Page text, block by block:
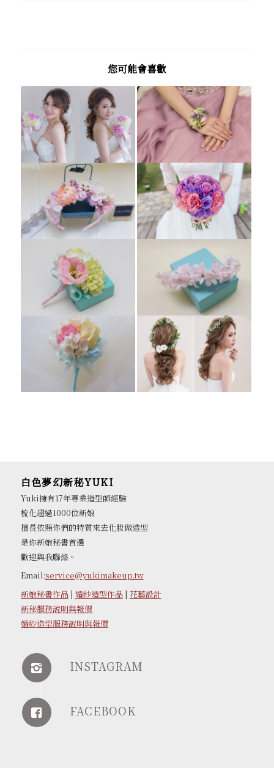
您可能會喜歡
白色夢幻新秘YUKI
Yuki擁有17年專業造型師經驗
梳化超過1000位新娘
擅長依照你們的特質來去化妝做造型
是你新娘秘書首選
歡迎與我聯絡。
Email:service@yukimakeup.tw
新娘秘書作品| 婚紗造型作品| 花藝設計
新秘服務說明與報價
婚紗造型服務說明與報價
INSTAGRAM
FACEBOOK